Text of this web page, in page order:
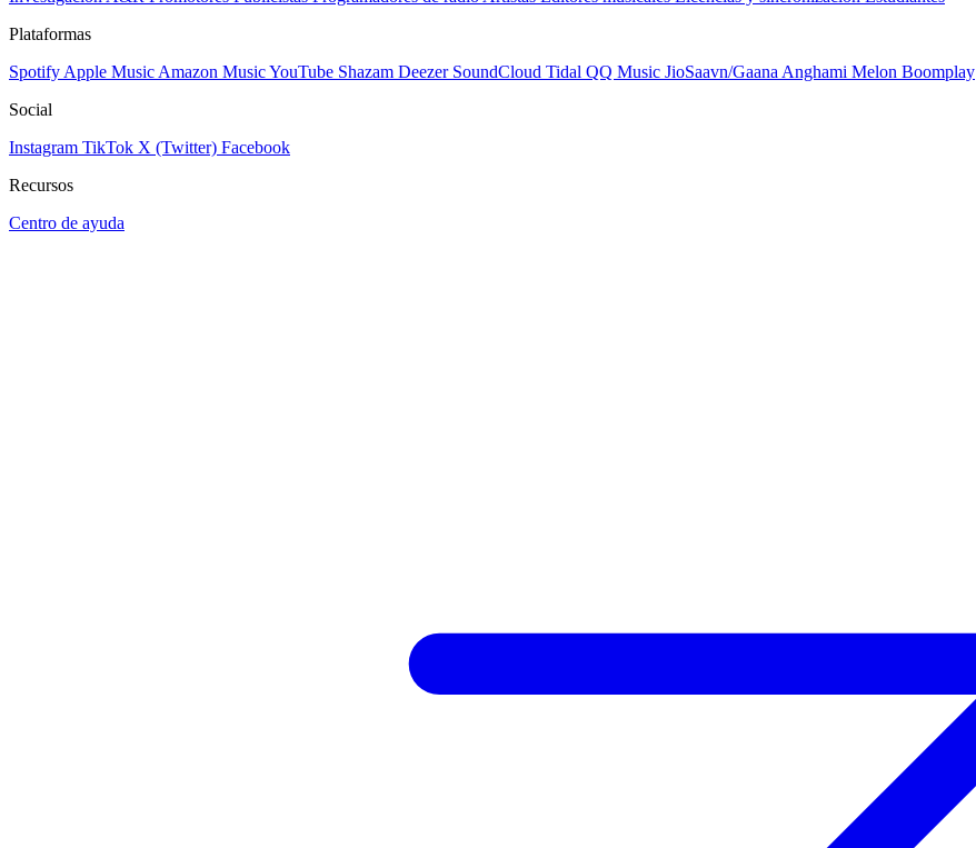
Plataformas
Spotify Apple Music Amazon MusicYouTube Shazam Deezer SoundCloud Tidal QQ Music JioSaavn/Gaana Anghami Melon Boomplay
Social
Instagram TikTok X (Twitter) Facebook
Recursos
Centro de ayuda